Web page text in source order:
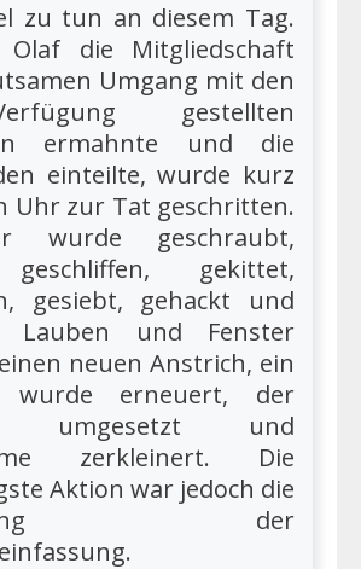
zu tun an diesem Tag.
Olaf die Mitgliedschaft
Umgang mit den
gestellten
ermahnte und die
einteilte, wurde kurz
Uhr zur Tat geschritten.
wurde geschraubt,
gekittet,
gesiebt, gehackt und
Lauben und Fenster
neuen Anstrich, ein
wurde erneuert, der
umgesetzt und
zerkleinert. Die
Aktion war jedoch die
der